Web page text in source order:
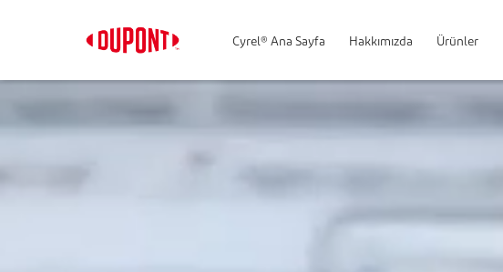
Cyrel® Ana Sayfa Hakkımızda Ürünler